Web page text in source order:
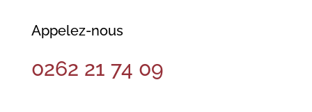
Appelez-nous
0262 21 74 09